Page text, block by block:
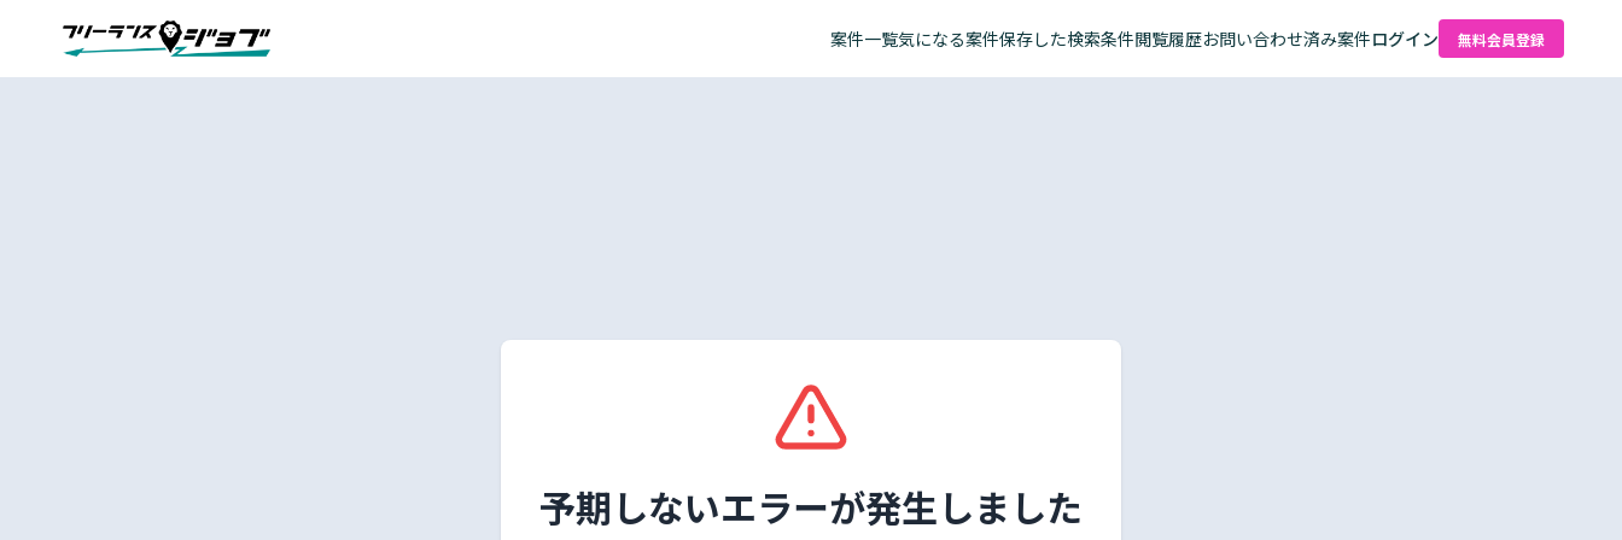
案件一覧気になる案件保存した検索条件閲覧履歴お問い合わせ済み案件ログイン 無料会員登録
予期しないエラーが発生しました